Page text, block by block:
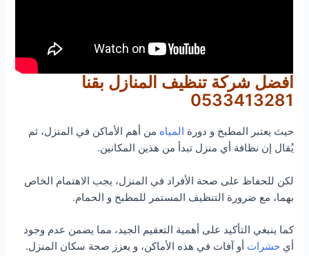
افضل شركة تنظيف المنازل بقنا
0533413281
حيث يعتبر المطبخ و دورة المياه من أهم الأماكن في المنزل، ثم
يُقال إن نظافة أي منزل تبدأ من هذين المكانين.
لكن للحفاظ على صحة الأفراد في المنزل، يجب الاهتمام الخاص
بهما، مع ضرورة التنظيف المستمر للمطبخ و الحمام.
كما ينبغي التأكيد على أهمية التعقيم الجيد، مما يضمن عدم وجود
أي حشرات أو آفات في هذه الأماكن، و يعزز صحة سكان المنزل.